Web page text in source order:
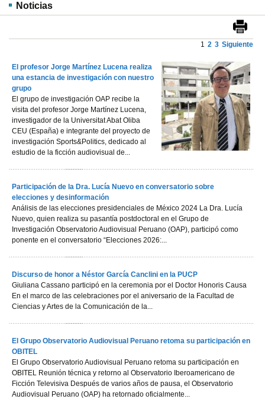
Noticias
1 2 3 Siguiente
El profesor Jorge Martínez Lucena realiza
una estancia de investigación con nuestro
grupo
El grupo de investigación OAP recibe la
visita del profesor Jorge Martínez Lucena,
investigador de la Universitat Abat Oliba
CEU (España) e integrante del proyecto de
investigación Sports&Politics, dedicado al
estudio de la ficción audiovisual de...
Participación de la Dra. Lucía Nuevo en conversatorio sobre
elecciones y desinformación
Análisis de las elecciones presidenciales de México 2024 La Dra. Lucía
Nuevo, quien realiza su pasantía postdoctoral en el Grupo de
Investigación Observatorio Audiovisual Peruano (OAP), participó como
ponente en el conversatorio “Elecciones 2026:...
Discurso de honor a Néstor García Canclini en la PUCP
Giuliana Cassano participó en la ceremonia por el Doctor Honoris Causa
En el marco de las celebraciones por el aniversario de la Facultad de
Ciencias y Artes de la Comunicación de la...
El Grupo Observatorio Audiovisual Peruano retoma su participación en
OBITEL
El Grupo Observatorio Audiovisual Peruano retoma su participación en
OBITEL Reunión técnica y retorno al Observatorio Iberoamericano de
Ficción Televisiva Después de varios años de pausa, el Observatorio
Audiovisual Peruano (OAP) ha retornado oficialmente...